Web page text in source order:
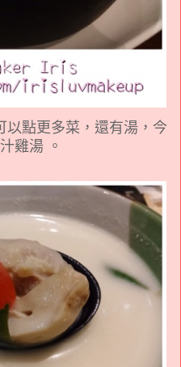
以點更多菜，還有湯，今
雞湯 。